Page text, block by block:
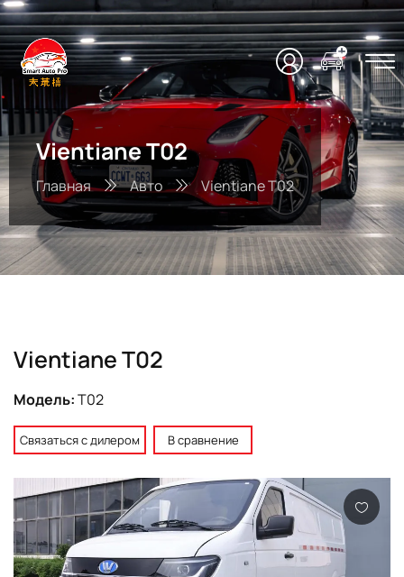
Vientiane T02
Главная Авто Vientiane T02
Vientiane T02
Модель:T02
Связаться с дилером В сравнение